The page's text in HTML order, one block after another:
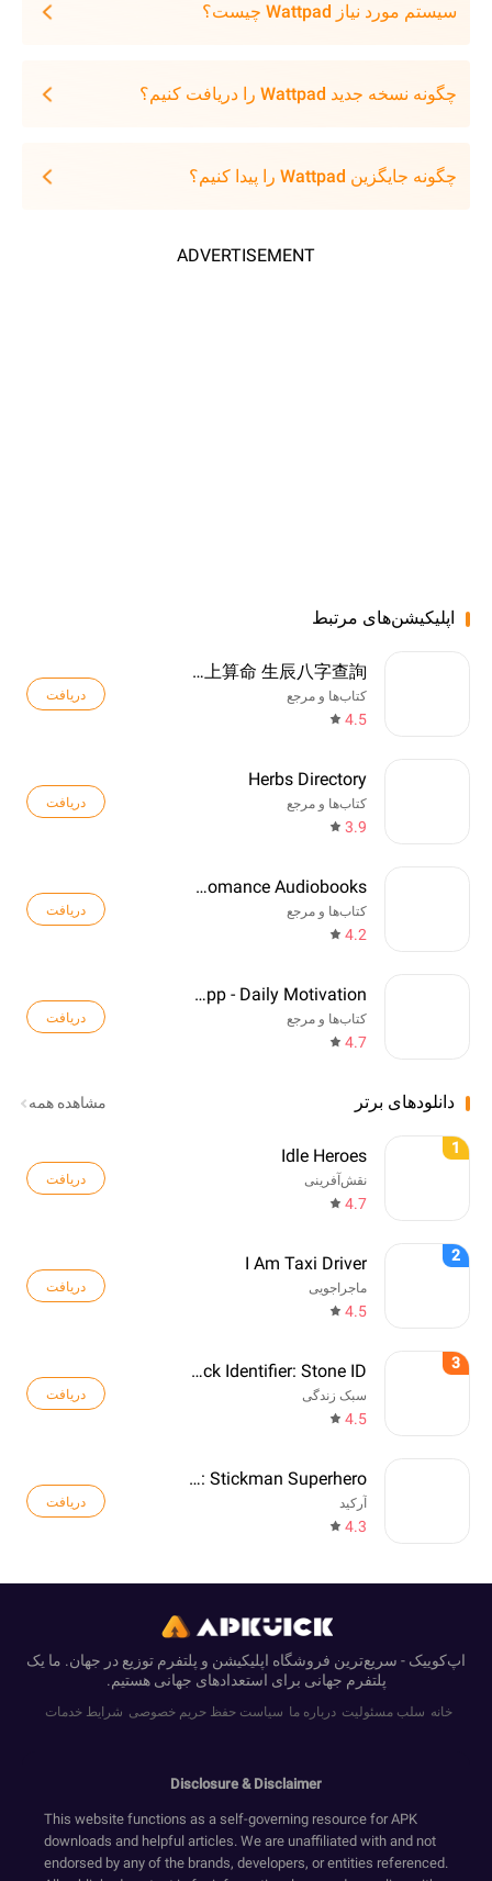
سیستم مورد نیاز Wattpad چیست؟
چگونه نسخه جدید Wattpad را دریافت کنیم؟
چگونه جایگزین Wattpad را پیدا کنیم؟
ADVERTISEMENT
اپلیکیشن‌های مرتبط
八字排盤-八字算命 八字配對 線上算命 生辰八字查詢
کتاب‌ها و مرجع
4.5
دریافت
Herbs Directory
کتاب‌ها و مرجع
3.9
دریافت
Freewave: Romance Audiobooks
کتاب‌ها و مرجع
4.2
دریافت
Quotes App - Daily Motivation
کتاب‌ها و مرجع
4.7
دریافت
دانلودهای برتر مشاهده همه
1
Idle Heroes
نقش‌آفرینی
4.7
دریافت
2
I Am Taxi Driver
ماجراجویی
4.5
دریافت
3
Rock Identifier: Stone ID
سبک زندگی
4.5
دریافت
Web Master: Stickman Superhero
آرکید
4.3
دریافت
اپ‌کوییک - سریع‌ترین فروشگاه اپلیکیشن و پلتفرم توزیع در جهان. ما یک
پلتفرم جهانی برای استعدادهای جهانی هستیم.
خانه سلب مسئولیت درباره ما سیاست حفظ حریم خصوصی شرایط خدمات
Disclosure & Disclaimer
This website functions as a self-governing resource for APK
downloads and helpful articles. We are unaffiliated with and not
endorsed by any of the brands, developers, or entities referenced.